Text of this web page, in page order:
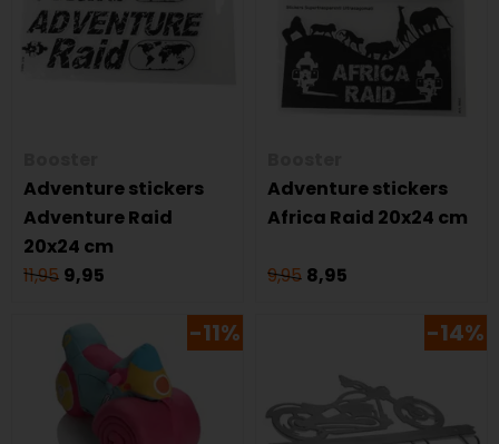
Adventure stickers
Adventure Raid
20x24 cm
11,95 9,95
Adventure stickers
Africa Raid 20x24 cm
9,95 8,95
-11% -14%